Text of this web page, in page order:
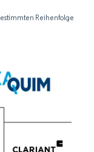
Reihenfolge